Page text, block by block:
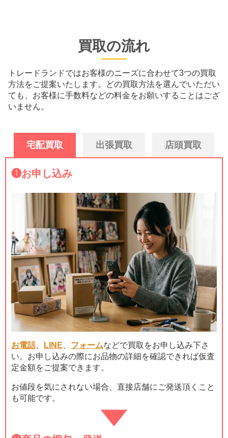
買取の流れ
トレードランドではお客様のニーズに合わせて3つの買取
方法をご提案いたします。
どの買取方法を選んでいただい
ても、お客様に手数料などの料金をお願いすることはござ
いません。
宅配買取 出張買取 店頭買取
❶お申し込み
お電話、 LINE フォームなどで買取をお申し込み下さ
い。お申し込みの際にお品物の詳細を確認できれば仮査
定金額をご提案できます。
お値段を気にされない場合、直接店舗にご発送頂くこと
も可能です。